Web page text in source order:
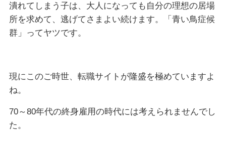
潰れてしまう子は、大人になっても自分の理想の居場
所を求めて、逃げてさまよい続けます。「青い鳥症候
群」ってヤツです。
現にこのご時世、転職サイトが隆盛を極めていますよ
ね。
70～80年代の終身雇用の時代には考えられませんでし
た。